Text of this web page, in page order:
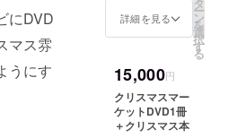
にDVD
マス雰
うにす
詳細を見る ー
ン
を
選
択
す
る
15,000円
クリスマスマー
ケットDVD1冊
＋クリスマス本